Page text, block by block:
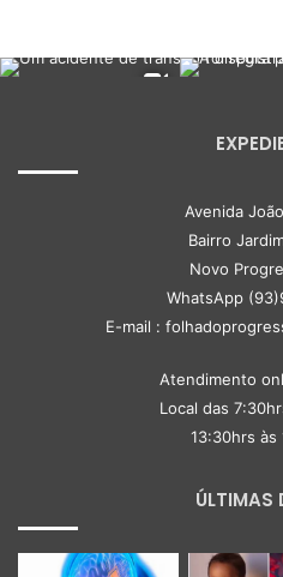
Avenida
Bairro
Novo
WhatsApp
E-mail :
Atendimento
Local das
13:30hrs às
ÚLTIMAS